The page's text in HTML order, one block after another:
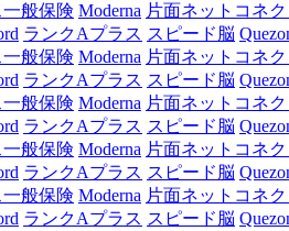
般保険 Moderna 片面ネットコネク
ランクAプラス スピード脳
般保険 Moderna 片面ネットコネク
ランクAプラス スピード脳
般保険 Moderna 片面ネットコネク
ランクAプラス スピード脳
般保険 Moderna 片面ネットコネク
ランクAプラス スピード脳
般保険 Moderna 片面ネットコネク
ランクAプラス スピード脳